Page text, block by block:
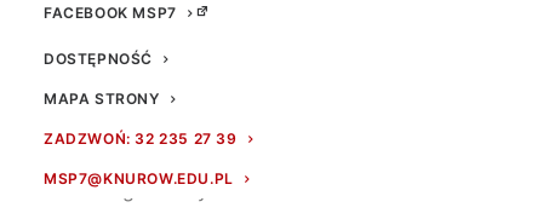
FACEBOOK MSP7
DOSTĘPNOŚĆ
MAPA STRONY
ZADZWOŃ: 32 235 27 39
MSP7@KNUROW.EDU.PL
konkurs graficzny – GRATULACJE